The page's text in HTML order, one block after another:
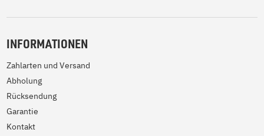
INFORMATIONEN
Zahlarten und Versand
Abholung
Rücksendung
Garantie
Kontakt